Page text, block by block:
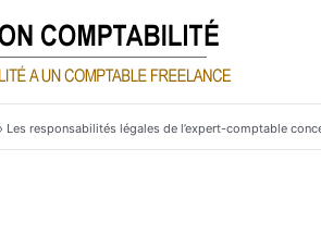
Les responsabilités légales de l’expert-comptable